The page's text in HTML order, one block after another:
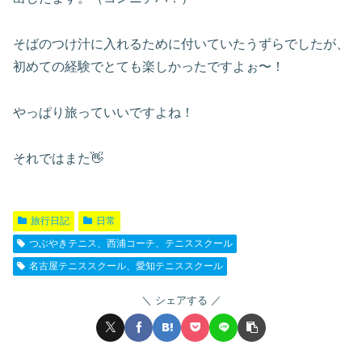
そばのつけ汁に入れるために付いていたうずらでしたが、
初めての経験でとても楽しかったですよぉ〜！
やっぱり旅っていいですよね！
それではまた👋
旅行日記
日常
つぶやきテニス、西浦コーチ、テニススクール
名古屋テニススクール、愛知テニススクール
シェアする